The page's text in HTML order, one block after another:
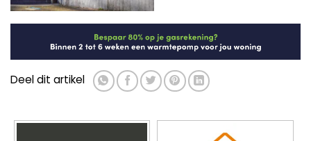
Deel dit artikel